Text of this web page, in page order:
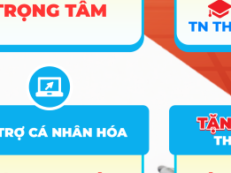
Liên hệ
Điều khoản dịch vụ
Chính sách bảo mật